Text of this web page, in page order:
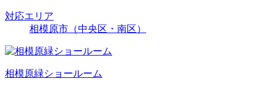
対応エリア
相模原市（中央区・南区）
相模原緑ショールーム